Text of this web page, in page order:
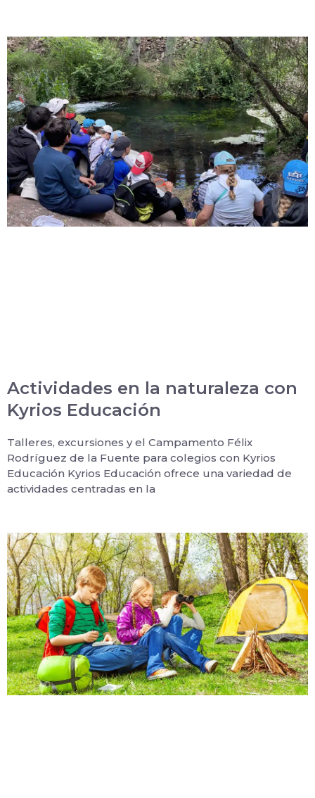
Actividades en la naturaleza con
Kyrios Educación
Talleres, excursiones y el Campamento Félix
Rodríguez de la Fuente para colegios con Kyrios
Educación Kyrios Educación ofrece una variedad de
actividades centradas en la